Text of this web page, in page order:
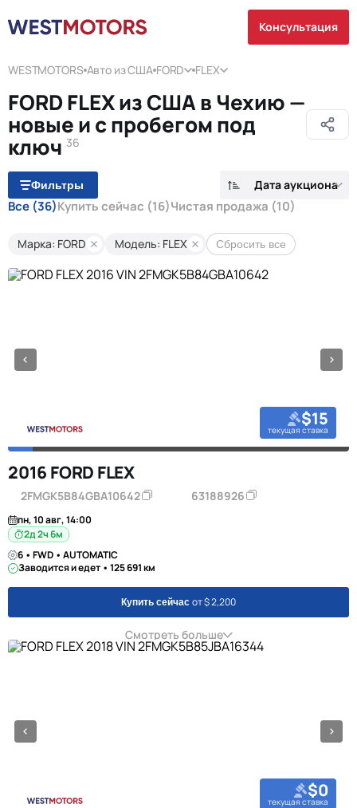
Консультация
WESTMOTORS Авто из США FORD FLEX
FORD FLEX из США в Чехию —
новые и с пробегом под
ключ 36
Фильтры Дата аукциона
Все (36)Купить сейчас (16)Чистая продажа (10)
Марка: FORD Модель: FLEX Сбросить все
$15
текущая ставка
2016 FORD FLEX
2FMGK5B84GBA10642 63188926
пн, 10 авг, 14:00
2д 2ч 6м
6 • FWD • AUTOMATIC
Заводится и едет • 125 691 км
Купить сейчас от $ 2,200
Смотреть больше
$0
текущая ставка